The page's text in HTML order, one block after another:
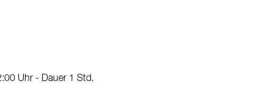
Uhr - Dauer 1 Std.